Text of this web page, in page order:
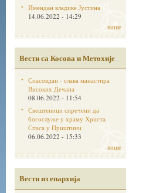
Имендан владике Јустина
14.06.2022 - 14:29
више
Вести са Косова и Метохије
Спасовдан - слава манастира
Високих Дечана
08.06.2022 - 11:54
Свештеници спречени да
богослуже у храму Христа
Спаса у Приштини
06.06.2022 - 15:33
више
Вести из епархија